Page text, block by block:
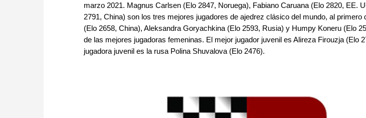
marzo 2021. Magnus Carlsen (Elo 2847, Noruega), Fabiano Caruana (Elo 2820, EE.
2791, China) son los tres mejores jugadores de ajedrez clásico del mundo, al primero
(Elo 2658, China), Aleksandra Goryachkina (Elo 2593, Rusia) y Humpy Koneru (Elo
de las mejores jugadoras femeninas. El mejor jugador juvenil es Alireza Firouzja (Elo
jugadora juvenil es la rusa Polina Shuvalova (Elo 2476).